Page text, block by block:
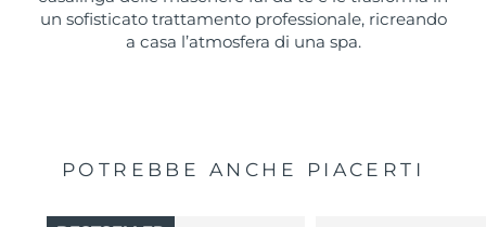
un sofisticato trattamento professionale, ricreando
a casa l’atmosfera di una spa.
POTREBBE ANCHE PIACERTI